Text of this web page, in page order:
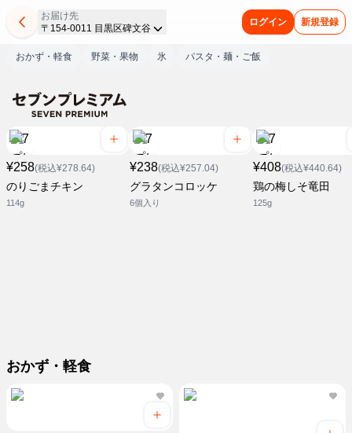
お届け先
〒154-0011 目黒区碑文谷
ログイン 新規登録
おかず・軽食 野菜・果物 氷 パスタ・麺・ご飯
¥258(税込¥278.64)
のりごまチキン
114g
¥238(税込¥257.04)
グラタンコロッケ
6個入り
¥408(税込¥440.64)
鶏の梅しそ竜田
125g
おかず・軽食